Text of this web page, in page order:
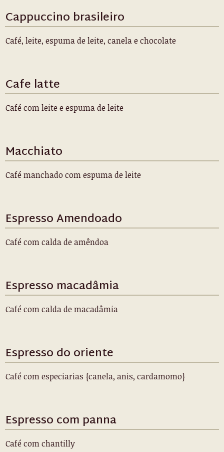
Cappuccino brasileiro
Café, leite, espuma de leite, canela e chocolate
Cafe latte
Café com leite e espuma de leite
Macchiato
Café manchado com espuma de leite
Espresso Amendoado
Café com calda de amêndoa
Espresso macadâmia
Café com calda de macadâmia
Espresso do oriente
Café com especiarias {canela, anis, cardamomo}
Espresso com panna
Café com chantilly